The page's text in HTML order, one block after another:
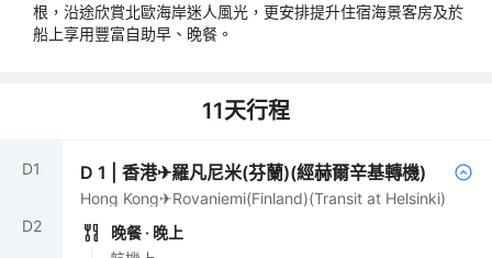
根，沿途欣賞北歐海岸迷人風光，更安排提升住宿海景客房及於
船上享用豐富自助早、晚餐。
11天行程
D1
D2
D1 |香港✈羅凡尼米(芬蘭)(經赫爾辛基轉機)
Hong Kong✈Rovaniemi(Finland)(Transit at Helsinki)
晚餐 · 晚上